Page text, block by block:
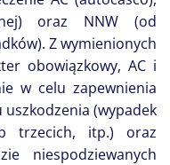
oraz NNW (od
. Z wymienionych
obowiązkowy, AC i
w celu zapewnienia
(wypadek
trzecich, itp.) oraz
niespodziewanych